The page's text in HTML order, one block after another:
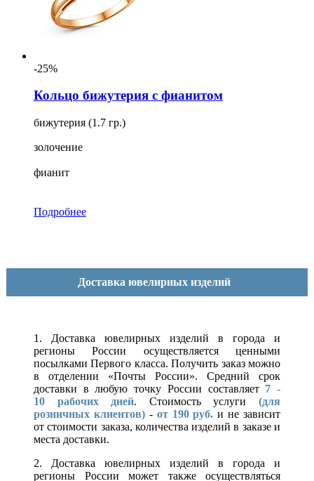
-25%
Кольцо бижутерия с фианитом
бижутерия (1.7 гр.)
золочение
фианит
Подробнее
Доставка ювелирных изделий
1. Доставка ювелирных изделий в города и
регионы России осуществляется ценными
посылками Первого класса. Получить заказ можно
в отделении «Почты России». Средний срок
доставки в любую точку России составляет 7 -
10 рабочих дней. Стоимость услуги(для
розничных клиентов)- от 190 руб. и не зависит
от стоимости заказа, количества изделий в заказе и
места доставки.
2. Доставка ювелирных изделий в города и
регионы России может также осуществляться